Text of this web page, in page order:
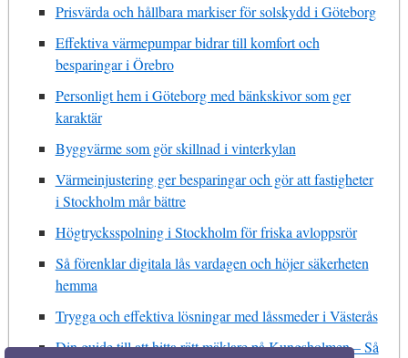
Prisvärda och hållbara markiser för solskydd i Göteborg
Effektiva värmepumpar bidrar till komfort och
besparingar i Örebro
Personligt hem i Göteborg med bänkskivor som ger
karaktär
Byggvärme som gör skillnad i vinterkylan
Värmeinjustering ger besparingar och gör att fastigheter
i Stockholm mår bättre
Högtrycksspolning i Stockholm för friska avloppsrör
Så förenklar digitala lås vardagen och höjer säkerheten
hemma
Trygga och effektiva lösningar med låssmeder i Västerås
Din guide till att hitta rätt mäklare på Kungsholmen – Så